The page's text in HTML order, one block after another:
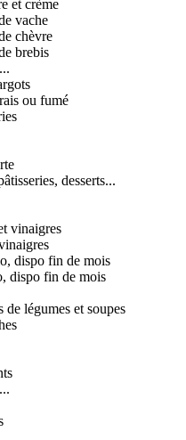
et crème
vache
chèvre
brebis
ou fumé
desserts...
vinaigres
dispo fin de mois
dispo fin de mois
de légumes et soupes